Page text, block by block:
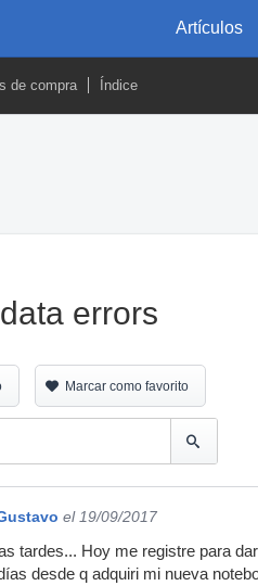
Artículos
de compra Índice
errors
Marcar como favorito
el 19/09/2017
tardes... Hoy me registre para
desde q adquiri mi nueva